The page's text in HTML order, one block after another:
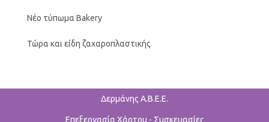
Νέο τύπωμα Bakery
Τώρα και είδη ζαχαροπλαστικής
Δερμάνης Α.Β.Ε.Ε.
Επεξεργασία Χάρτου - Συσκευασίες